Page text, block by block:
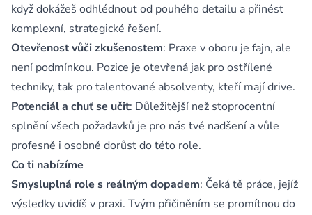
když dokážeš odhlédnout od pouhého detailu a přinést
komplexní, strategické řešení.
Otevřenost vůči zkušenostem: Praxe v oboru je fajn, ale
není podmínkou. Pozice je otevřená jak pro ostřílené
techniky, tak pro talentované absolventy, kteří mají drive.
Potenciál a chuť se učit: Důležitější než stoprocentní
splnění všech požadavků je pro nás tvé nadšení a vůle
profesně i osobně dorůst do této role.
Co ti nabízíme
Smysluplná role s reálným dopadem: Čeká tě práce, jejíž
výsledky uvidíš v praxi. Tvým přičiněním se promítnou do